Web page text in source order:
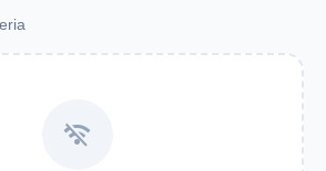
wifi_off